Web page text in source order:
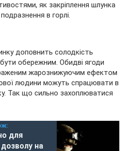
як закріплення шлунка
в горлі.
доповнить солодкість
обережним. Обидві ягоди
жарознижуючим ефектом
людини можуть спрацювати в
Так що сильно захоплюватися
для
на